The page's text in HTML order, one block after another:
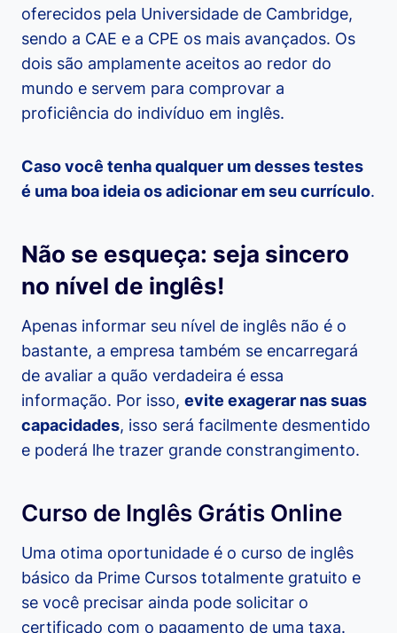
oferecidos pela Universidade de Cambridge,
sendo a CAE e a CPE os mais avançados. Os
dois são amplamente aceitos ao redor do
mundo e servem para comprovar a
proficiência do indivíduo em inglês.
Caso você tenha qualquer um desses testes
é uma boa ideia os adicionar em seu currículo.
Não se esqueça: seja sincero
no nível de inglês!
Apenas informar seu nível de inglês não é o
bastante, a empresa também se encarregará
de avaliar a quão verdadeira é essa
informação. Por isso, evite exagerar nas suas
capacidades, isso será facilmente desmentido
e poderá lhe trazer grande constrangimento.
Curso de Inglês Grátis Online
Uma otima oportunidade é o curso de inglês
básico da Prime Cursos totalmente gratuito e
se você precisar ainda pode solicitar o
certificado com o pagamento de uma taxa.